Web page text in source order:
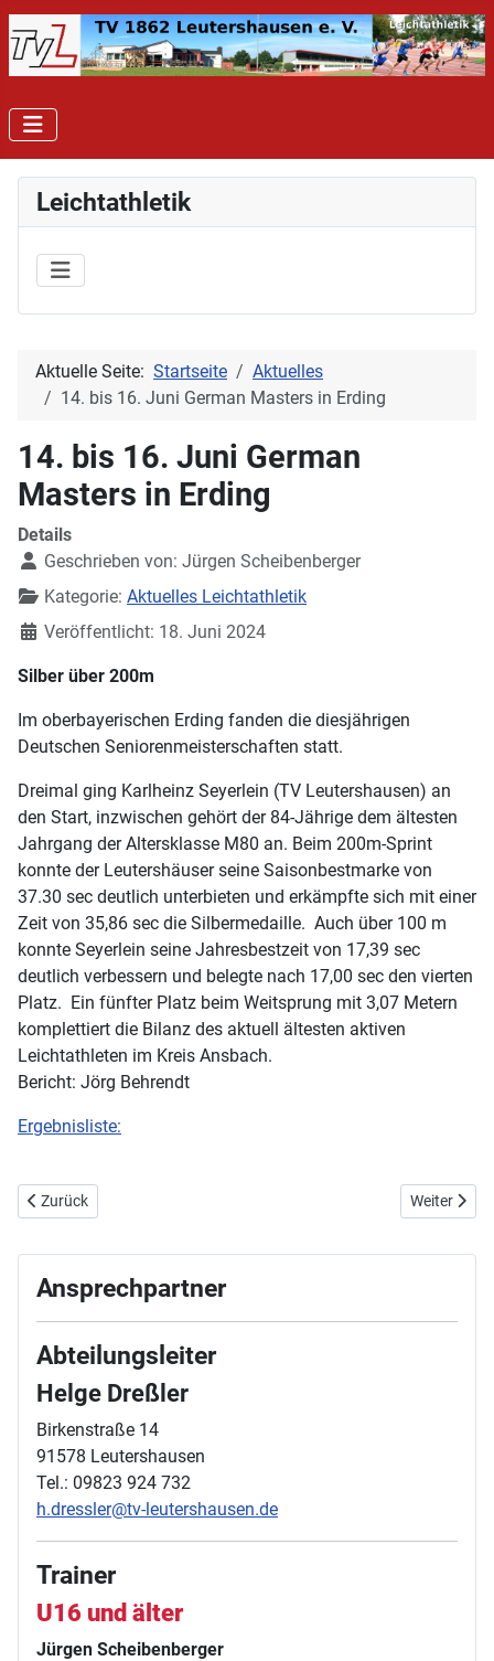
Leichtathletik
Aktuelle Seite: Startseite
Aktuelles
14. bis 16. Juni German Masters in Erding
14. bis 16. Juni German
Masters in Erding
Details
Geschrieben von: Jürgen Scheibenberger
Kategorie: Aktuelles Leichtathletik
Veröffentlicht: 18. Juni 2024
Silber über 200m
Im oberbayerischen Erding fanden die diesjährigen
Deutschen Seniorenmeisterschaften statt.
Dreimal ging Karlheinz Seyerlein (TV Leutershausen) an
den Start, inzwischen gehört der 84-Jährige dem ältesten
Jahrgang der Altersklasse M80 an. Beim 200m-Sprint
konnte der Leutershäuser seine Saisonbestmarke von
37.30 sec deutlich unterbieten und erkämpfte sich mit einer
Zeit von 35,86 sec die Silbermedaille. Auch über 100 m
konnte Seyerlein seine Jahresbestzeit von 17,39 sec
deutlich verbessern und belegte nach 17,00 sec den vierten
Platz. Ein fünfter Platz beim Weitsprung mit 3,07 Metern
komplettiert die Bilanz des aktuell ältesten aktiven
Leichtathleten im Kreis Ansbach.
Bericht: Jörg Behrendt
Ergebnisliste:
Vorheriger Beitrag: 22. Juni 2024 - Mittelfränkische Meisterschaften
Zurück Nächster
Weiter
Ansprechpartner
Abteilungsleiter
Helge Dreßler
Birkenstraße 14
91578 Leutershausen
Tel.: 09823 924 732
h.dressler@tv-leutershausen.de
Trainer
U16 und älter
Jürgen Scheibenberger